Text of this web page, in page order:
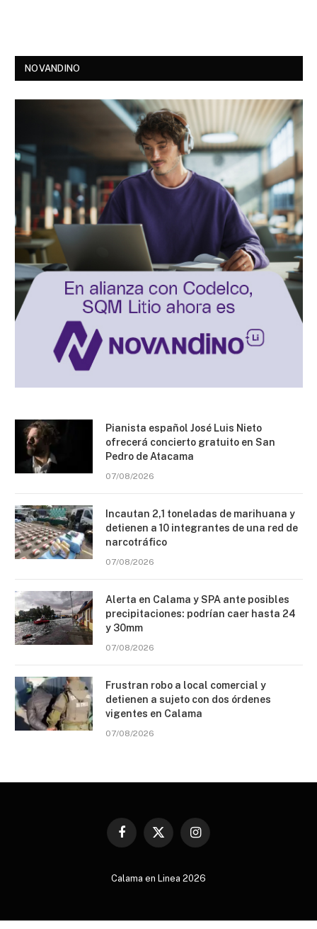
NOVANDINO
Pianista español José Luis Nieto
ofrecerá concierto gratuito en San
Pedro de Atacama
07/08/2026
Incautan 2,1 toneladas de marihuana y
detienen a 10 integrantes de una red de
narcotráfico
07/08/2026
Alerta en Calama y SPA ante posibles
precipitaciones: podrían caer hasta 24
y 30mm
07/08/2026
Frustran robo a local comercial y
detienen a sujeto con dos órdenes
vigentes en Calama
07/08/2026
Facebook
X
Instagram
Calama en Linea 2026